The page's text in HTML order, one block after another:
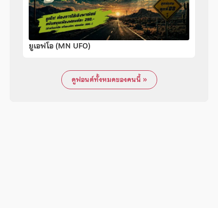
ยูเอฟโอ (MN UFO)
ดูฟอนต์ทั้งหมดของคนนี้ »